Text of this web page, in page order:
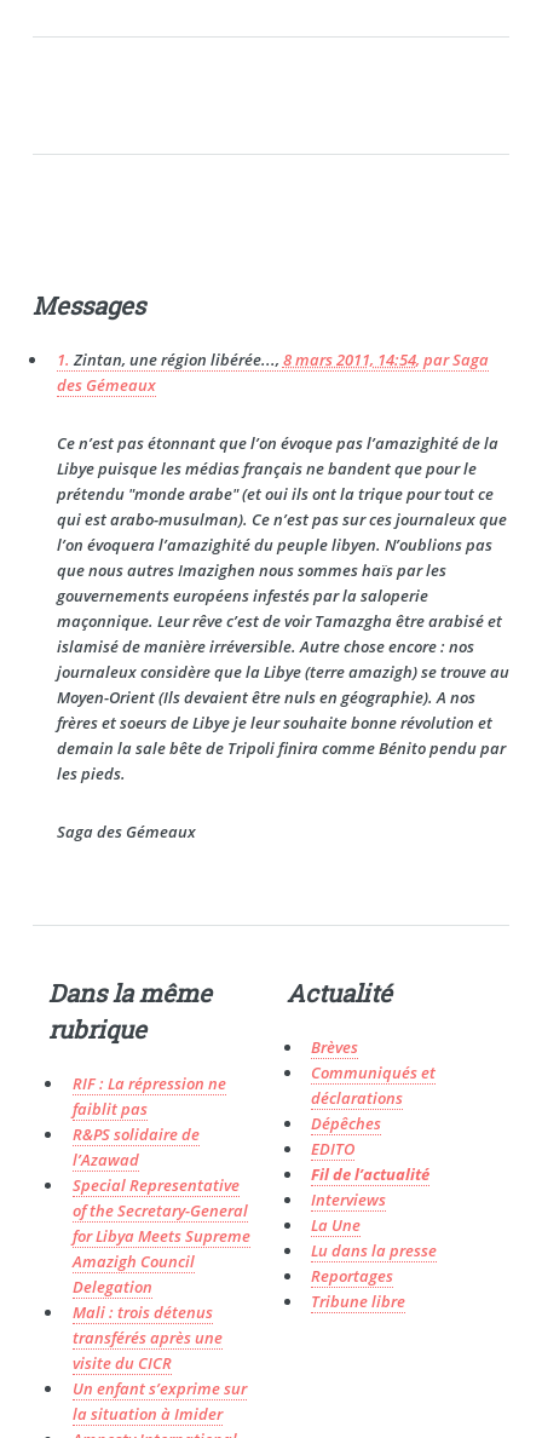
Messages
1. Zintan, une région libérée..., 8 mars 2011, 14:54, parSaga
des Gémeaux
Ce n’est pas étonnant que l’on évoque pas l’amazighité de la
Libye puisque les médias français ne bandent que pour le
prétendu "monde arabe" (et oui ils ont la trique pour tout ce
qui est arabo-musulman). Ce n’est pas sur ces journaleux que
l’on évoquera l’amazighité du peuple libyen. N’oublions pas
que nous autres Imazighen nous sommes haïs par les
gouvernements européens infestés par la saloperie
maçonnique. Leur rêve c’est de voir Tamazgha être arabisé et
islamisé de manière irréversible. Autre chose encore : nos
journaleux considère que la Libye (terre amazigh) se trouve au
Moyen-Orient (Ils devaient être nuls en géographie). A nos
frères et soeurs de Libye je leur souhaite bonne révolution et
demain la sale bête de Tripoli finira comme Bénito pendu par
les pieds.
Saga des Gémeaux
Dans la même
rubrique
RIF : La répression ne
faiblit pas
R&PS solidaire de
l’Azawad
Special Representative
of the Secretary-General
for Libya Meets Supreme
Amazigh Council
Delegation
Mali : trois détenus
transférés après une
visite du CICR
Un enfant s’exprime sur
la situation à Imider
Actualité
Brèves
Communiqués et
déclarations
Dépêches
EDITO
Fil de l’actualité
Interviews
La Une
Lu dans la presse
Reportages
Tribune libre